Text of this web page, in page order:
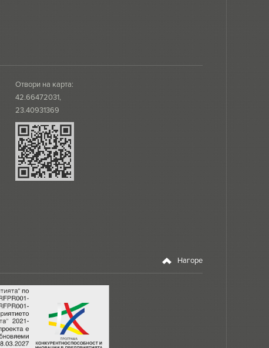
Отвори на карта:
42.66472031,
23.40931369
Нагоре